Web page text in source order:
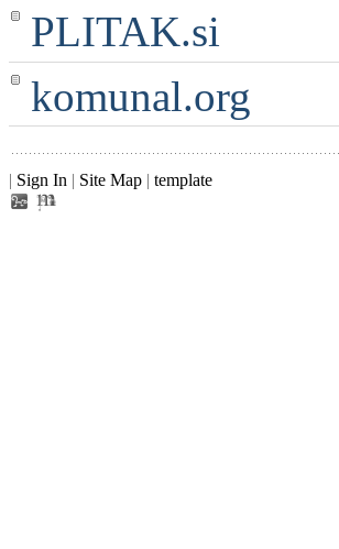
PLITAK.si
komunal.org
| Sign In | Site Map | template